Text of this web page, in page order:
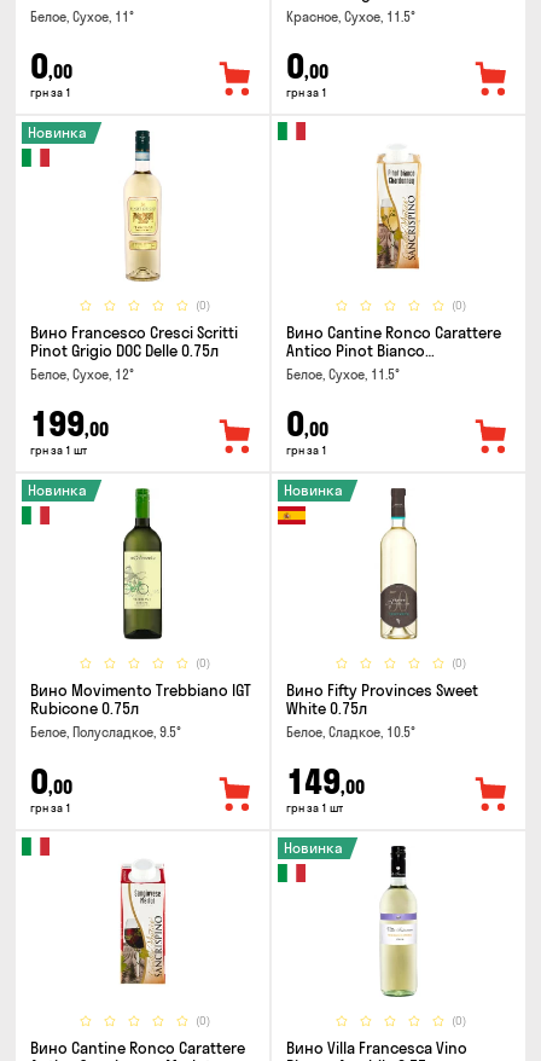
Белое, Сухое, 11°
0,00
грн за 1
Rubicone IGT 1л
Красное, Сухое, 11.5°
0,00
грн за 1
(0)
Новинка
Вино Francesco Cresci Scritti
Pinot Grigio DOC Delle 0.75л
Белое, Сухое, 12°
199,00
грн за 1 шт
(0)
Вино Cantine Ronco Carattere
Antico Pinot Bianco
Chardonnay Rubicone IGT 0.25л
Белое, Сухое, 11.5°
0,00
грн за 1
(0)
Новинка
Вино Movimento Trebbiano IGT
Rubicone 0.75л
Белое, Полусладкое, 9.5°
0,00
грн за 1
(0)
Новинка
Вино Fifty Provinces Sweet
White 0.75л
Белое, Сладкое, 10.5°
149,00
грн за 1 шт
(0)
Вино Cantine Ronco Carattere
(0)
Новинка
Вино Villa Francesca Vino